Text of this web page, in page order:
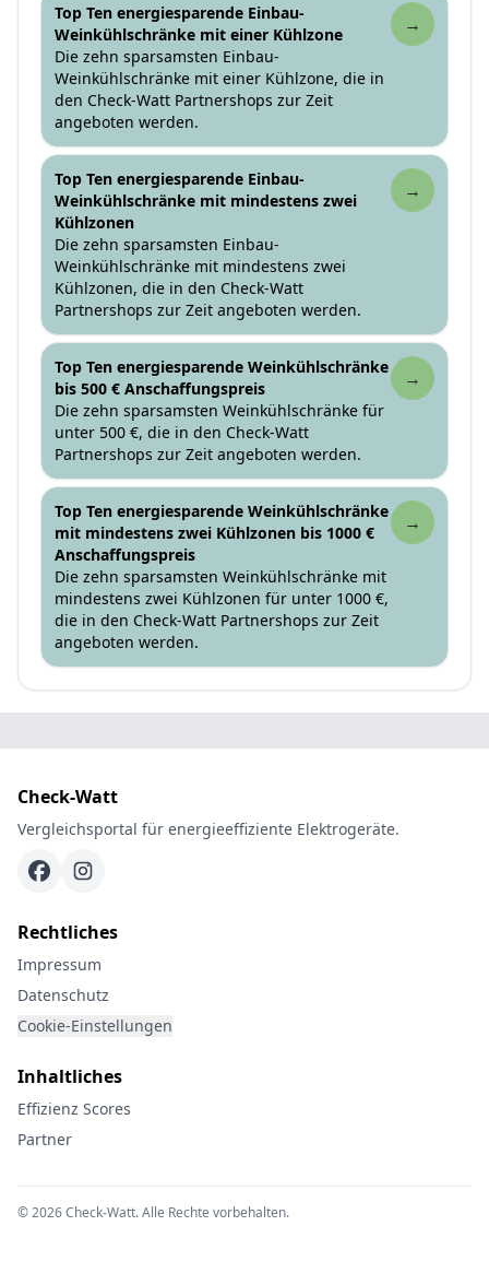
Top Ten energiesparende Einbau-
Weinkühlschränke mit einer Kühlzone
Die zehn sparsamsten Einbau-
Weinkühlschränke mit einer Kühlzone, die in
den Check-Watt Partnershops zur Zeit
angeboten werden.
→
Top Ten energiesparende Einbau-
Weinkühlschränke mit mindestens zwei
Kühlzonen
Die zehn sparsamsten Einbau-
Weinkühlschränke mit mindestens zwei
Kühlzonen, die in den Check-Watt
Partnershops zur Zeit angeboten werden.
→
Top Ten energiesparende Weinkühlschränke
bis 500 € Anschaffungspreis
Die zehn sparsamsten Weinkühlschränke für
unter 500 €, die in den Check-Watt
Partnershops zur Zeit angeboten werden.
→
Top Ten energiesparende Weinkühlschränke
mit mindestens zwei Kühlzonen bis 1000 €
Anschaffungspreis
Die zehn sparsamsten Weinkühlschränke mit
mindestens zwei Kühlzonen für unter 1000 €,
die in den Check-Watt Partnershops zur Zeit
angeboten werden.
→
Check-Watt
Vergleichsportal für energieeffiziente Elektrogeräte.
Rechtliches
Impressum
Datenschutz
Cookie-Einstellungen
Inhaltliches
Effizienz Scores
Partner
© 2026 Check-Watt. Alle Rechte vorbehalten.